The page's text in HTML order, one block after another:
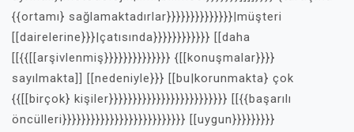
{{ortamı} sağlamaktadırlar}}}}}}}}}}}}}}|müşteri
[[dairelerine}}}|çatısında}}}}}}}}}}}} [[daha
[[{{[[arşivlenmiş}}}}}}}}}}}}}} {[[konuşmalar}}}}
sayılmakta]] [[nedeniyle}}} [[bu|korunmakta} çok
{{[[birçok} kişiler}}}}}}}}}}}}}}}}}}}}}}}}} [[{{başarılı
öncülleri}}}}}}}}}}}}}}}}}}}}}}}}}} [[uygun}}}}}}}}}